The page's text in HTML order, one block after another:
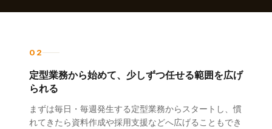
0 2
定型業務から始めて、少しずつ任せる範囲を広げ
られる
まずは毎日・毎週発生する定型業務からスタートし、慣
れてきたら資料作成や採用支援などへ広げることもでき